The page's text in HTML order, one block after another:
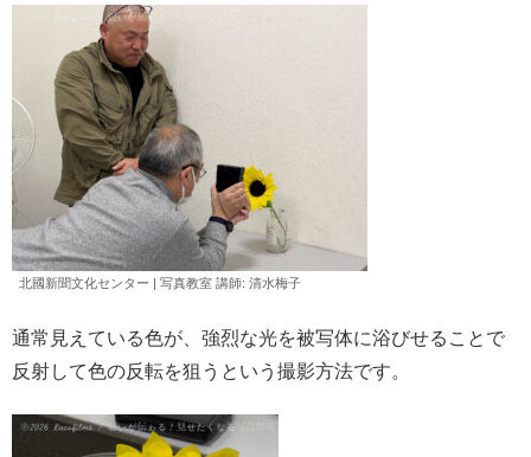
北國新聞文化センター | 写真教室 講師: 清水梅子
通常見えている色が、強烈な光を被写体に浴びせることで
反射して色の反転を狙うという撮影方法です。